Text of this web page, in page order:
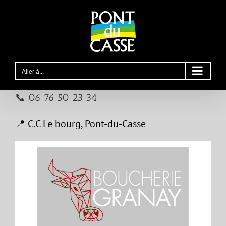
Aller à...
📞 06 76 50 23 34
📍 C.C Le bourg, Pont-du-Casse